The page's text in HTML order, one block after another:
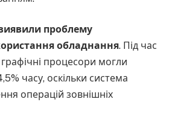
проблему
обладнання. Під час
процесори могли
часу, оскільки система
операцій зовнішніх